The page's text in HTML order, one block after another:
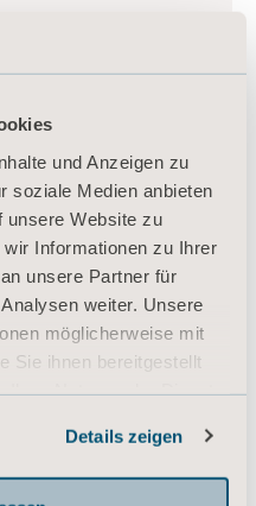
und Anzeigen zu
soziale Medien anbieten
unsere Website zu
Informationen zu Ihrer
unsere Partner für
weiter. Unsere
möglicherweise mit
Sie ihnen bereitgestellt
Details zeigen